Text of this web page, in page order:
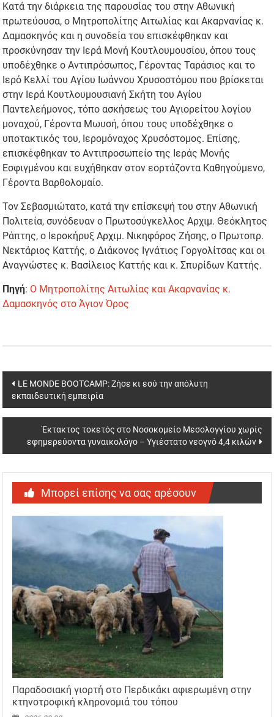
Κατά την διάρκεια της παρουσίας του στην Αθωνική
πρωτεύουσα, ο Μητροπολίτης Αιτωλίας και Ακαρνανίας κ.
Δαμασκηνός και η συνοδεία του επισκέφθηκαν και
προσκύνησαν την Ιερά Μονή Κουτλουμουσίου, όπου τους
υποδέχθηκε ο Αντιπρόσωπος, Γέροντας Ταράσιος και το
Ιερό Κελλί του Αγίου Ιωάννου Χρυσοστόμου που βρίσκεται
στην Ιερά Κουτλουμουσιανή Σκήτη του Αγίου
Παντελεήμονος, τόπο ασκήσεως του Αγιορείτου λογίου
μοναχού, Γέροντα Μωυσή, όπου τους υποδέχθηκε ο
υποτακτικός του, Ιερομόναχος Χρυσόστομος. Επίσης,
επισκέφθηκαν το Αντιπροσωπείο της Ιεράς Μονής
Εσφιγμένου και ευχήθηκαν στον εορτάζοντα Καθηγούμενο,
Γέροντα Βαρθολομαίο.
Τον Σεβασμιώτατο, κατά την επίσκεψή του στην Αθωνική
Πολιτεία, συνόδευαν ο Πρωτοσύγκελλος Αρχιμ. Θεόκλητος
Ράπτης, ο Ιεροκήρυξ Αρχιμ. Νικηφόρος Ζήσης, ο Πρωτοπρ.
Νεκτάριος Καττής, ο Διάκονος Ιγνάτιος Γοργολίτσας και οι
Αναγνώστες κ. Βασίλειος Καττής και κ. Σπυρίδων Καττής.
Πηγή: Ο Μητροπολίτης Αιτωλίας και Ακαρνανίας κ.
Δαμασκηνός στο Άγιον Όρος
Post
navigation
LE MONDE BOOTCAMP: Ζήσε κι εσύ την απόλυτη
εκπαιδευτική εμπειρία
Έκτακτος τοκετός στο Νοσοκομείο Μεσολογγίου χωρίς
εφημερεύοντα γυναικολόγο – Υγιέστατο νεογνό 4,4 κιλών
Μπορεί επίσης να σας αρέσουν
Παραδοσιακή γιορτή στο Περδικάκι αφιερωμένη στην
κτηνοτροφική κληρονομιά του τόπου